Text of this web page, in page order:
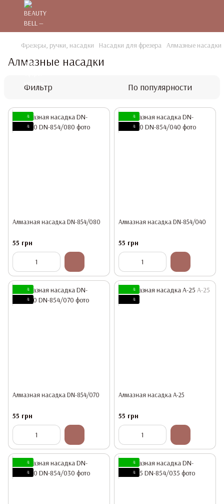
Фрезеры, ручки, насадки Насадки для фрезера Алмазные насадки
Алмазные насадки
Фильтр По популярности
4
4
Алмазная насадка DN-854/080
55 грн
4
4
Алмазная насадка DN-854/040
55 грн
4
4
Алмазная насадка DN-854/070
55 грн
4
4
Алмазная насадка A-25
55 грн
4
4
4
4